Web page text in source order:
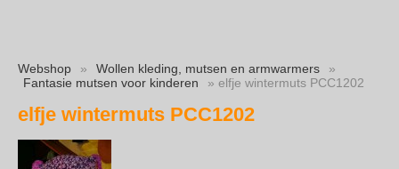
Webshop » Wollen kleding, mutsen en armwarmers
»
Fantasie mutsen voor kinderen
» elfje wintermuts PCC1202
elfje wintermuts PCC1202